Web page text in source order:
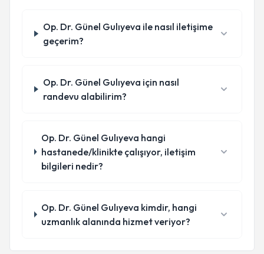
Op. Dr. Günel Gulıyeva ile nasıl iletişime
geçerim?
Op. Dr. Günel Gulıyeva için nasıl
randevu alabilirim?
Op. Dr. Günel Gulıyeva hangi
hastanede/klinikte çalışıyor, iletişim
bilgileri nedir?
Op. Dr. Günel Gulıyeva kimdir, hangi
uzmanlık alanında hizmet veriyor?